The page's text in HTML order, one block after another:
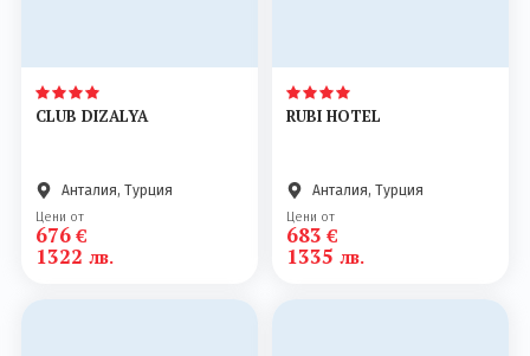
CLUB DIZALYA
Анталия, Турция
Цени от
676 €
1322 лв.
RUBI HOTEL
Анталия, Турция
Цени от
683 €
1335 лв.